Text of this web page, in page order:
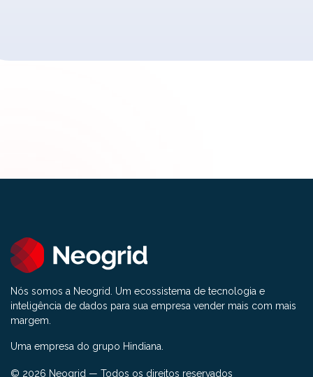
Nós somos a Neogrid. Um ecossistema de tecnologia e
inteligência de dados para sua empresa vender mais com mais
margem.
Uma empresa do grupo Hindiana.
© 2026 Neogrid — Todos os direitos reservados